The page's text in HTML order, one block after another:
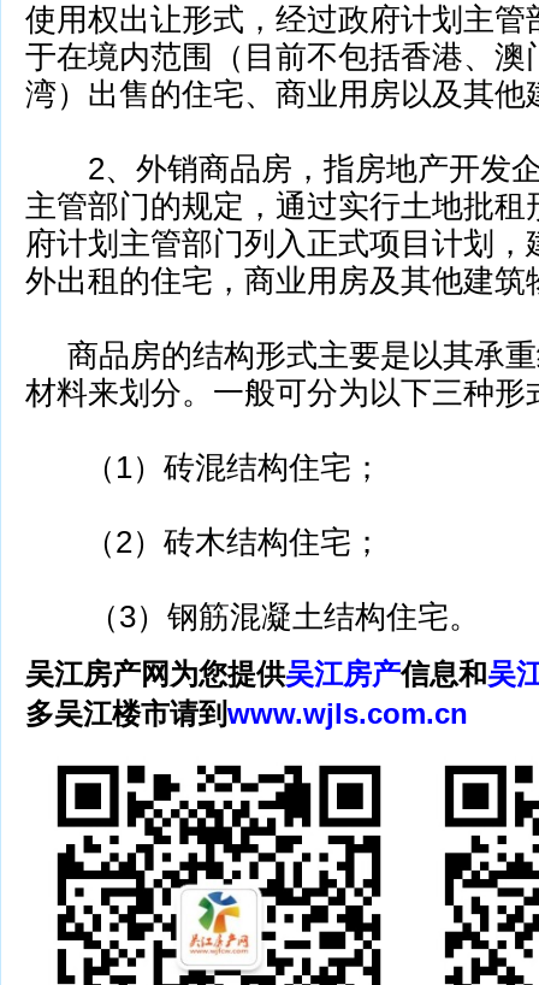
使用权出让形式，经过政府计划主管
于在境内范围（目前不包括香港、澳
湾）出售的住宅、商业用房以及其他
2、外销商品房，指房地产开发企
主管部门的规定，通过实行土地批
府计划主管部门列入正式项目计划
外出租的住宅，商业用房及其他建筑
商品房的结构形式主要是以其承
材料来划分。一般可分为以下三种
（1）砖混结构住宅；
（2）砖木结构住宅；
（3）钢筋混凝土结构住宅。
吴江房产网为您提供吴江房产信息和吴
多吴江楼市请到www.wjls.com.cn